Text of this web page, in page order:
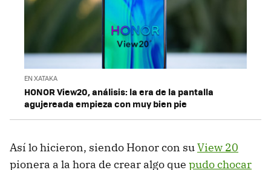
EN XATAKA
HONOR View20, análisis: la era de la pantalla
agujereada empieza con muy bien pie
Así lo hicieron, siendo Honor con suView 20
pionera a la hora de crear algo que pudo chocar